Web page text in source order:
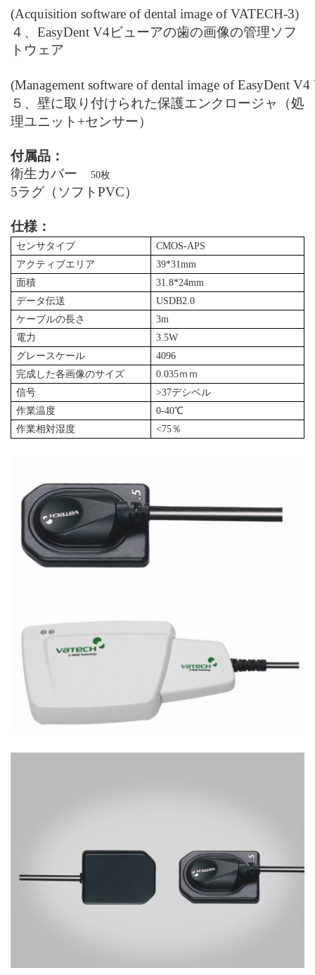
(Acquisition software of dental image of VATECH-3)
４、EasyDent V4ビューアの歯の画像の管理ソフ
トウェア
(Management software of dental image of EasyDent V4
５、壁に取り付けられた保護エンクロージャ
（処
理ユニット+センサー）
付属品：
衛生カバー
50枚
5ラグ（ソフトPVC）
仕様：
センサタイプ
CMOS-APS
アクティブエリア
39*31mm
面積
31.8*24mm
データ伝送
USDB2.0
ケーブルの長さ
3m
電力
3.5W
グレースケール
4096
完成した各画像のサイズ
0.035ｍｍ
信号
>37デシベル
作業温度
0-40℃
作業相対湿度
<75％